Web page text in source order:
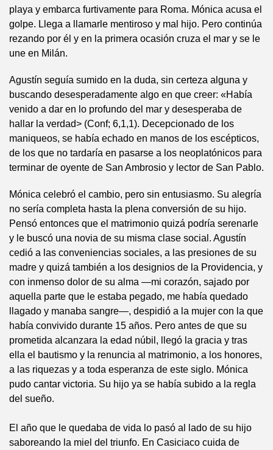
playa y embarca furtivamente para Roma. Mónica acusa el
golpe. Llega a llamarle mentiroso y mal hijo. Pero continúa
rezando por él y en la primera ocasión cruza el mar y se le
une en Milán.
Agustín seguía sumido en la duda, sin certeza alguna y
buscando desesperadamente algo en que creer: «Había
venido a dar en lo profundo del mar y desesperaba de
hallar la verdad> (Conf; 6,1,1). Decepcionado de los
maniqueos, se había echado en manos de los escépticos,
de los que no tardaría en pasarse a los neoplatónicos para
terminar de oyente de San Ambrosio y lector de San Pablo.
Mónica celebró el cambio, pero sin entusiasmo. Su alegría
no sería completa hasta la plena conversión de su hijo.
Pensó entonces que el matrimonio quizá podría serenarle
y le buscó una novia de su misma clase social. Agustín
cedió a las conveniencias sociales, a las presiones de su
madre y quizá también a los designios de la Providencia, y
con inmenso dolor de su alma —mi corazón, sajado por
aquella parte que le estaba pegado, me había quedado
llagado y manaba sangre—, despidió a la mujer con la que
había convivido durante 15 años. Pero antes de que su
prometida alcanzara la edad núbil, llegó la gracia y tras
ella el bautismo y la renuncia al matrimonio, a los honores,
a las riquezas y a toda esperanza de este siglo. Mónica
pudo cantar victoria. Su hijo ya se había subido a la regla
del sueño.
El año que le quedaba de vida lo pasó al lado de su hijo
saboreando la miel del triunfo. En Casiciaco cuida de